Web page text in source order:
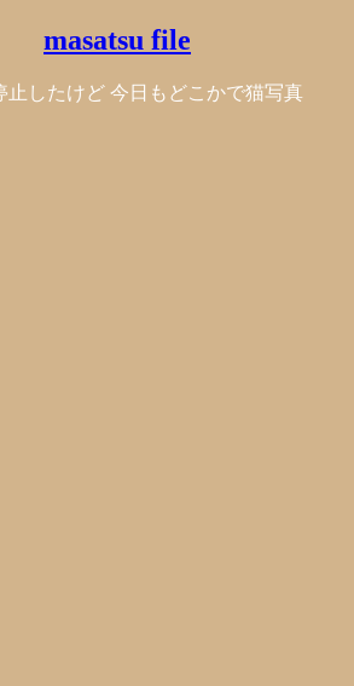
masatsu file
止したけど 今日もどこかで猫写真